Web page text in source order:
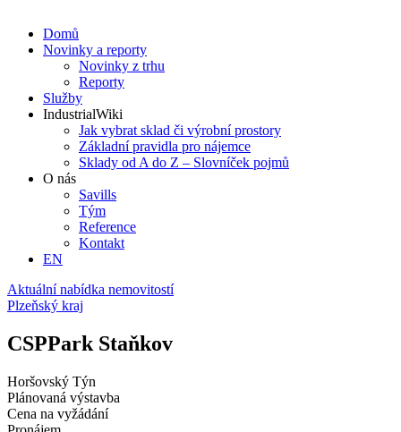
Domů
Novinky a reporty
Novinky z trhu
Reporty
Služby
IndustrialWiki
Jak vybrat sklad či výrobní prostory
Základní pravidla pro nájemce
Sklady od A do Z – Slovníček pojmů
O nás
Savills
Tým
Reference
Kontakt​
EN
Aktuální nabídka nemovitostí
Plzeňský kraj
CSPPark Staňkov
Horšovský Týn
Plánovaná výstavba
Cena na vyžádání